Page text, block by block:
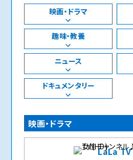
映画・ドラマ
趣味・教養
ニュース
ドキュメンタリー
映画・ドラマ
LaLa TV